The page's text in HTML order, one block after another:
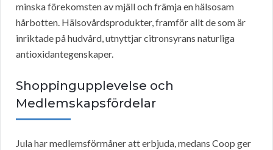
minska förekomsten av mjäll och främja en hälsosam
hårbotten. Hälsovårdsprodukter, framför allt de som är
inriktade på hudvård, utnyttjar citronsyrans naturliga
antioxidantegenskaper.
Shoppingupplevelse och
Medlemskapsfördelar
Jula har medlemsförmåner att erbjuda, medans Coop ger